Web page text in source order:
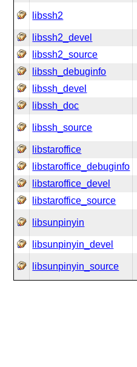
libssh2
libssh2_devel
libssh2_source
libssh_debuginfo
libssh_devel
libssh_doc
libssh_source
libstaroffice
libstaroffice_debuginfo
libstaroffice_devel
libstaroffice_source
libsunpinyin
libsunpinyin_devel
libsunpinyin_source